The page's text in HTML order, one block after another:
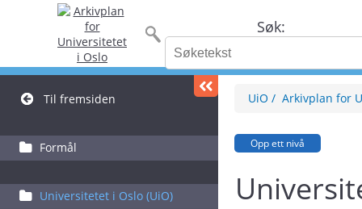
Søk:
Til fremsiden
Formål
Universitetet i Oslo (UiO)
UiO Arkivplan for
Opp ett nivå